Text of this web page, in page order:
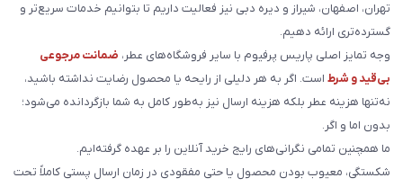
تهران، اصفهان، شیراز و دیره دبی نیز فعالیت داریم تا بتوانیم خدمات سریع‌تر و
گسترده‌تری ارائه دهیم.
وجه تمایز اصلی پاریس پرفیوم با سایر فروشگاه‌های عطر، ضمانت مرجوعی
بی‌قید و شرط است. اگر به هر دلیلی از رایحه یا محصول رضایت نداشته باشید،
نه‌تنها هزینه عطر بلکه هزینه ارسال نیز به‌طور کامل به شما بازگردانده می‌شود؛
بدون اما و اگر.
ما همچنین تمامی نگرانی‌های رایج خرید آنلاین را بر عهده گرفته‌ایم.
شکستگی، معیوب بودن محصول یا حتی مفقودی در زمان ارسال پستی کاملاً تحت